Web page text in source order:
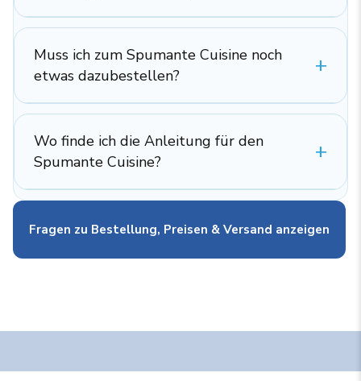
Muss ich zum Spumante Cuisine noch
etwas dazubestellen?
Wo finde ich die Anleitung für den
Spumante Cuisine?
Fragen zu Bestellung, Preisen & Versand anzeigen